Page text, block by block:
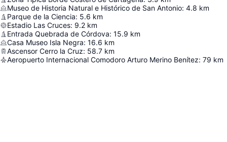
Museo de Historia Natural e Histórico de San Antonio: 4.8 km
Parque de la Ciencia: 5.6 km
Estadio Las Cruces: 9.2 km
Entrada Quebrada de Córdova: 15.9 km
Casa Museo Isla Negra: 16.6 km
Ascensor Cerro la Cruz: 58.7 km
Aeropuerto Internacional Comodoro Arturo Merino Benítez: 79 km